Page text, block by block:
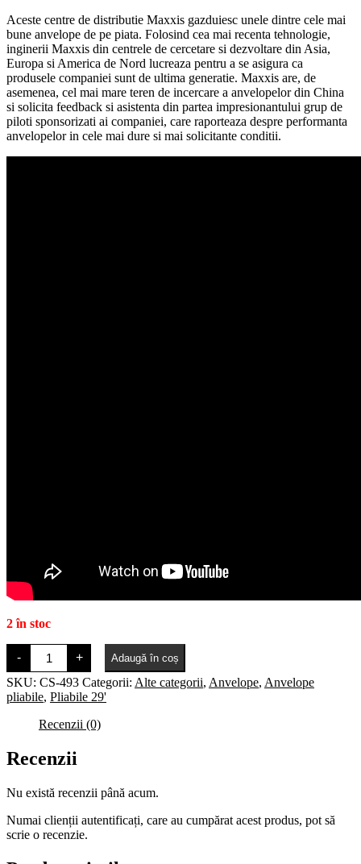
Aceste centre de distributie Maxxis gazduiesc unele dintre cele mai
bune anvelope de pe piata. Folosind cea mai recenta tehnologie,
inginerii Maxxis din centrele de cercetare si dezvoltare din Asia,
Europa si America de Nord lucreaza pentru a se asigura ca
produsele companiei sunt de ultima generatie. Maxxis are, de
asemenea, cel mai mare teren de incercare a anvelopelor din China
si solicita feedback si asistenta din partea impresionantului grup de
piloti sponsorizati ai companiei, care raporteaza despre performanta
anvelopelor in cele mai dure si mai solicitante conditii.
2 în stoc
-
Cantitate
Maxxis
Torch
29
x
pliabil,
g,
60
+ Adaugă în coș
SKU: CS-493 Categorii: Alte categorii, Anvelope, Anvelope
pliabile, Pliabile 29'
Recenzii (0)
Recenzii
Nu există recenzii până acum.
Numai clienții autentificați, care au cumpărat acest produs, pot să
scrie o recenzie.